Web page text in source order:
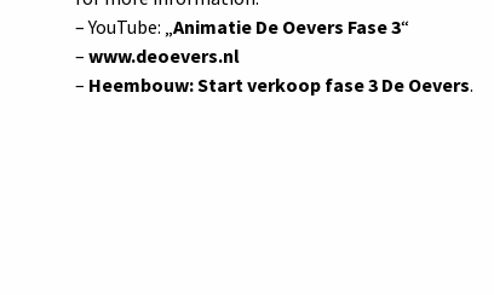
– YouTube: „Animatie De Oevers Fase 3“
– www.deoevers.nl
– Heembouw: Start verkoop fase 3 De Oevers.